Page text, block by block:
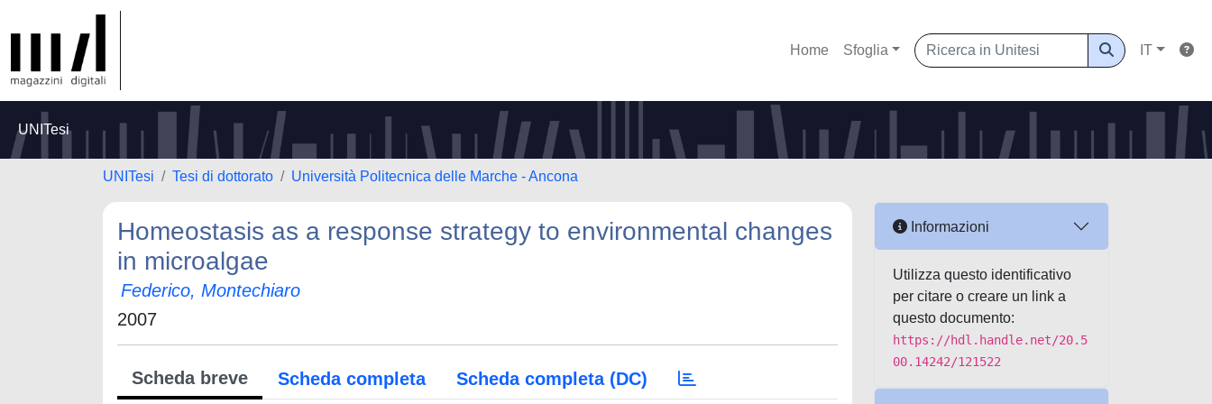
Home Sfoglia IT
UNITesi
UNITesi Tesi di dottorato Università Politecnica delle Marche - Ancona
Homeostasis as a response strategy to environmental changes
in microalgae
Federico, Montechiaro
2007
Scheda breve Scheda completa Scheda completa (DC)
Informazioni
Utilizza questo identificativo
per citare o creare un link a
questo documento:
https://hdl.handle.net/20.5
00.14242/121522